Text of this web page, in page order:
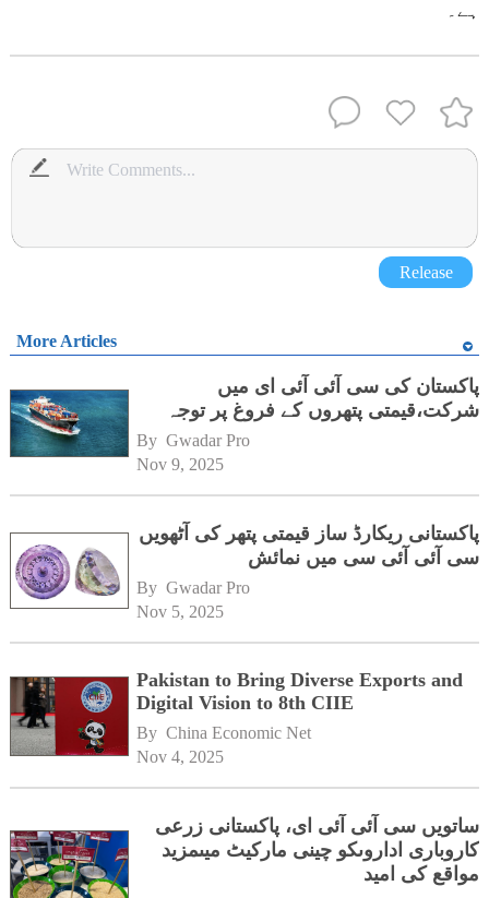
ہے۔
Release
More Articles
پاکستان کی سی آئی آئی ای میں
شرکت،قیمتی پتھروں کے فروغ پر توجہ
By Gwadar Pro
Nov 9, 2025
پاکستانی ریکارڈ ساز قیمتی پتھر کی آٹھویں
سی آئی آئی سی میں نمائش
By Gwadar Pro
Nov 5, 2025
Pakistan to Bring Diverse Exports and
Digital Vision to 8th CIIE
By China Economic Net
Nov 4, 2025
ساتویں سی آئی آئی ای، پاکستانی زرعی
کاروباری اداروںکو چینی مارکیٹ میںمزید
مواقع کی امید